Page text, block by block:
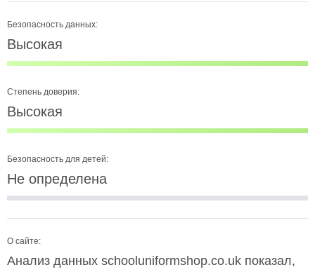
Безопасность данных:
Высокая
Степень доверия:
Высокая
Безопасность для детей:
Не определена
О сайте:
Анализ данных schooluniformshop.co.uk показал,